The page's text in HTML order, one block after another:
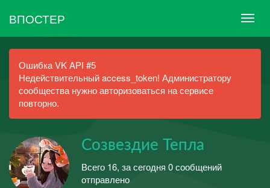
ВПОСТЕР
Ошибка VK API #5
Недействительный access_token! Администратору
сообщества нужно авторизоваться на сервисе
повторно.
Созвездие Тепла
Всего 16, за сегодня 0 сообщений
отправлено